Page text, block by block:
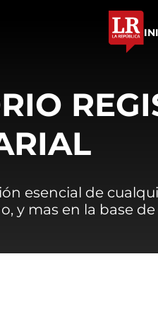
esencial de
y mas en la base